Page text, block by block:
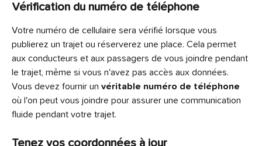
Vérification du numéro de téléphone
Votre numéro de cellulaire sera vérifié lorsque vous
publierez un trajet ou réserverez une place. Cela permet
aux conducteurs et aux passagers de vous joindre pendant
le trajet, même si vous n'avez pas accès aux données.
Vous devez fournir un véritable numéro de téléphone
où l'on peut vous joindre pour assurer une communication
fluide pendant votre trajet.
Tenez vos coordonnées à jour